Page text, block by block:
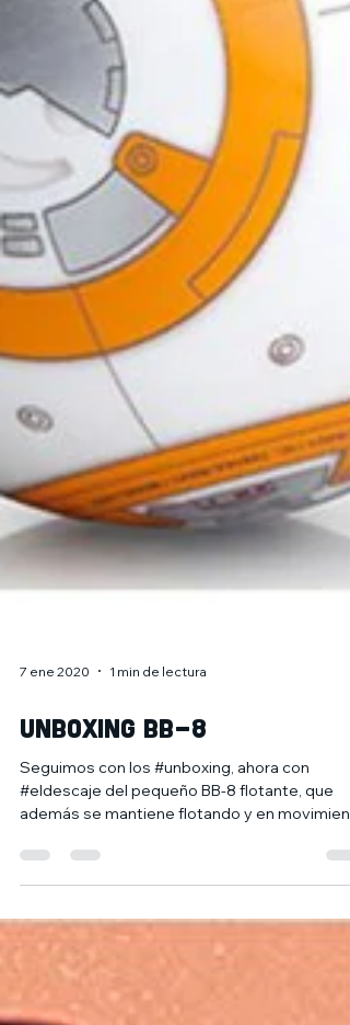
Unboxing BB-8
Seguimos con los #unboxing, ahora con
#eldescaje del pequeño BB-8 flotante, que
además se mantiene flotando y en